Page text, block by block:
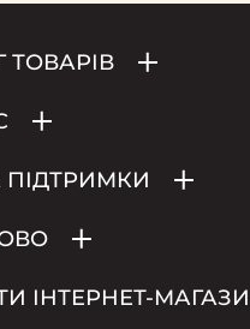
ТОВАРІВ
ІНТЕРНЕТ-